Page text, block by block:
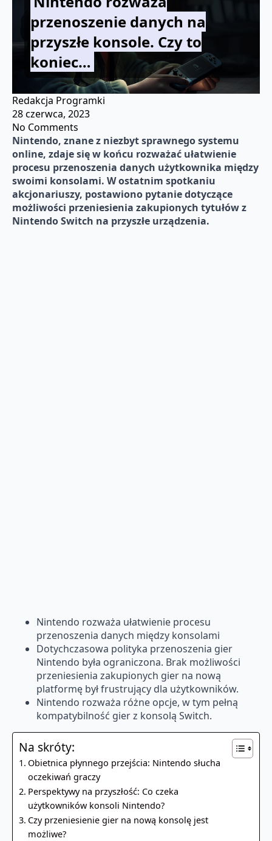
przenoszenie danych na
przyszłe konsole. Czy to
koniec…
Redakcja Programki
28 czerwca, 2023
No Comments
Nintendo, znane z niezbyt sprawnego systemu
online, zdaje się w końcu rozważać ułatwienie
procesu przenoszenia danych użytkownika między
swoimi konsolami. W ostatnim spotkaniu
akcjonariuszy, postawiono pytanie dotyczące
możliwości przeniesienia zakupionych tytułów z
Nintendo Switch na przyszłe urządzenia.
Nintendo rozważa ułatwienie procesu
przenoszenia danych między konsolami
Dotychczasowa polityka przenoszenia gier
Nintendo była ograniczona. Brak możliwości
przeniesienia zakupionych gier na nową
platformę był frustrujący dla użytkowników.
Nintendo rozważa różne opcje, w tym pełną
kompatybilność gier z konsolą Switch.
Na skróty:
Obietnica płynnego przejścia: Nintendo słucha
oczekiwań graczy
Perspektywy na przyszłość: Co czeka
użytkowników konsoli Nintendo?
Czy przeniesienie gier na nową konsolę jest
możliwe?